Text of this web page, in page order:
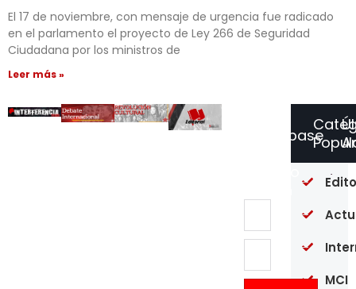
El 17 de noviembre, con mensaje de urgencia fue radicado
en el parlamento el proyecto de Ley 266 de Seguridad
Ciudadana por los ministros de
Leer más »
Un
MCI
Suscríbase